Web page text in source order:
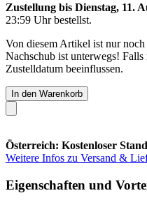
Zustellung bis Dienstag, 11.
23:59 Uhrbestellst.
Von diesem Artikel ist nur
Nachschub ist unterwegs!
Zustelldatum beeinflussen.
In den Warenkorb
Österreich: Kostenloser
Weitere Infos zu Versand &
Eigenschaften und